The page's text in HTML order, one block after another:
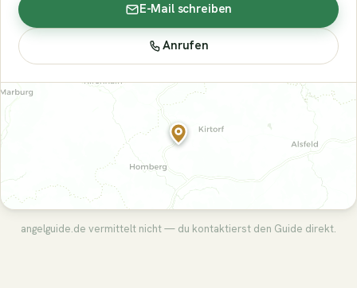
E-Mail schreiben
Anrufen
angelguide.de vermittelt nicht — du kontaktierst den Guide direkt.